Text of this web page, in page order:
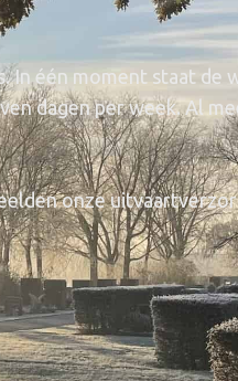
In één moment staat
dagen per week. Al
onze